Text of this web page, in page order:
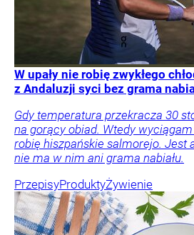
W upały nie robię zwykłego
z Andaluzji syci bez grama
Gdy temperatura przekracza 30
na gorący obiad. Wtedy
robię hiszpańskie salmorejo. Jest
nie ma w nim ani grama nabiału.
PrzepisyProduktyŻywienie